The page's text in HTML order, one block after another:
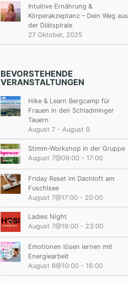
Intuitive Ernährung &
Körperakzeptanz – Dein Weg aus
der Diätspirale
27 Oktober, 2025
BEVORSTEHENDE
VERANSTALTUNGEN
Hike & Learn Bergcamp für
Frauen in den Schladminger
Tauern
August 7- August 9
Stimm-Workshop in der Gruppe
August 7@09:00- 17:00
Friday Reset im Dachloft am
Fuschlsee
August 7@17:00- 20:00
Ladies Night
August 7@19:00- 23:00
Emotionen lösen lernen mit
Energiearbeit
August 8@10:00- 16:00